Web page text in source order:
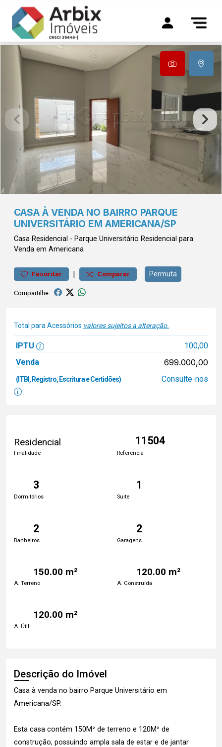
CASA À VENDA NO BAIRRO PARQUE
UNIVERSITÁRIO EM AMERICANA/SP
Casa Residencial - Parque Universitário Residencial para
Venda em Americana
Favoritar | Comparar Permuta
Compartilhe:
Total para Acessórios valores sujeitos a alteração.
IPTU
100,00
Venda
699.000,00
(ITBI, Registro, Escritura e Certidões) Consulte-nos
Residencial
Finalidade
11504
Referência
3
Dormitórios
1
Suite
2
Banheiros
2
Garagens
150.00 m²
A. Terreno
120.00 m²
A. Construída
120.00 m²
A. Útil
Descrição do Imóvel
Casa à venda no bairro Parque Universitário em
Americana/SP.
Esta casa contém 150M² de terreno e 120M² de
construção, possuindo ampla sala de estar e de jantar